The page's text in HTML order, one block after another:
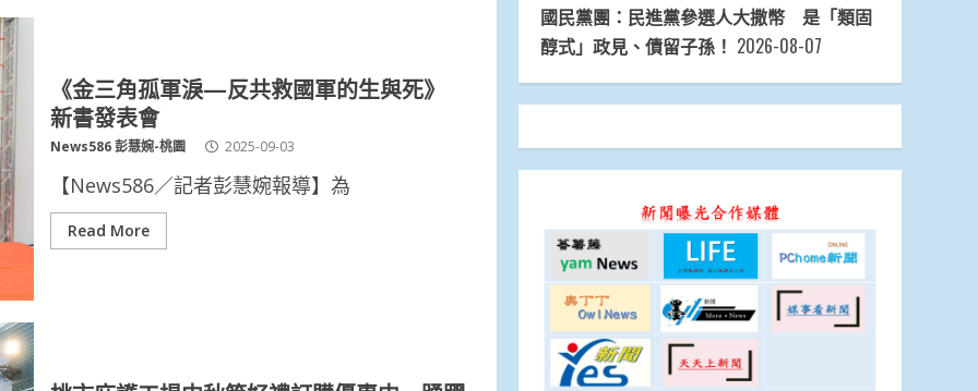
《金三角孤軍淚—反共救國軍的生與死》
新書發表會
News586 彭慧婉-桃園 2025-09-03
【News586／記者彭慧婉報導】為
Read More
國民黨團：民進黨參選人大撒幣 是「類固
醇式」政見、債留子孫！ 2026-08-07